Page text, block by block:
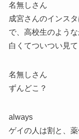
名無しさん
成宮さんのインス
で、高校生のよう
白くてついつい見て
名無しさん
ずんどこ？
always
ゲイの人は割と、